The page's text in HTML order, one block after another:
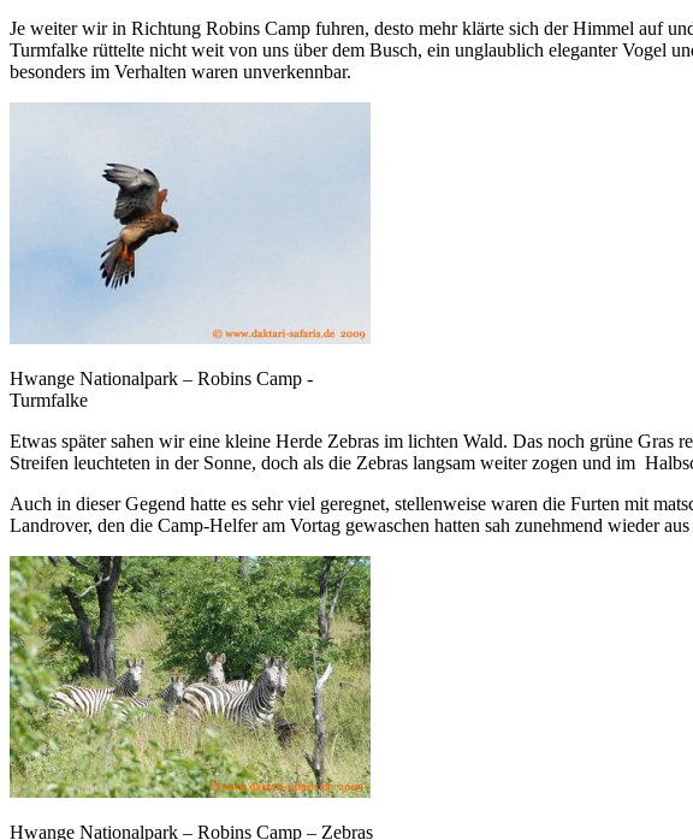
Je weiter wir in Richtung Robins Camp fuhren, desto mehr klärte sich der Himmel auf
Turmfalke rüttelte nicht weit von uns über dem Busch, ein unglaublich eleganter Vogel
besonders im Verhalten waren unverkennbar.
Hwange Nationalpark – Robins Camp -
Turmfalke
Etwas später sahen wir eine kleine Herde Zebras im lichten Wald. Das noch grüne Gras
Streifen leuchteten in der Sonne, doch als die Zebras langsam weiter zogen und im
Auch in dieser Gegend hatte es sehr viel geregnet, stellenweise waren die Furten mit
Landrover, den die Camp-Helfer am Vortag gewaschen hatten sah zunehmend wieder
Hwange Nationalpark – Robins Camp – Zebras